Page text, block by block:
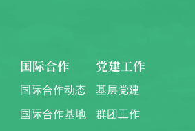
国际合作
国际合作动态
国际合作基地
党建工作
基层党建
群团工作